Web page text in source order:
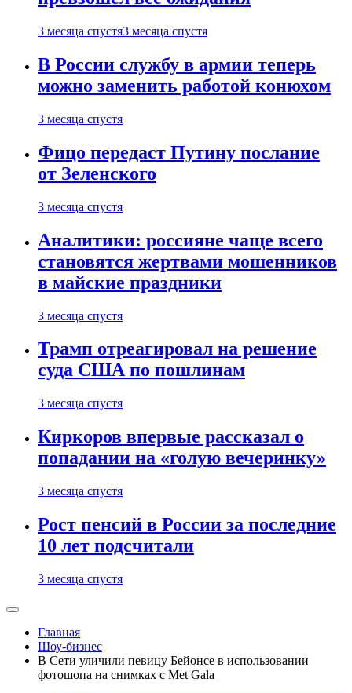
3 месяца спустя3 месяца спустя
В России службу в армии теперь
можно заменить работой конюхом
3 месяца спустя
Фицо передаст Путину послание
от Зеленского
3 месяца спустя
Аналитики: россияне чаще всего
становятся жертвами мошенников
в майские праздники
3 месяца спустя
Трамп отреагировал на решение
суда США по пошлинам
3 месяца спустя
Киркоров впервые рассказал о
попадании на «голую вечеринку»
3 месяца спустя
Рост пенсий в России за последние
10 лет подсчитали
3 месяца спустя
Главная
Шоу-бизнес
В Сети уличили певицу Бейонсе в использовании
фотошопа на снимках с Met Gala